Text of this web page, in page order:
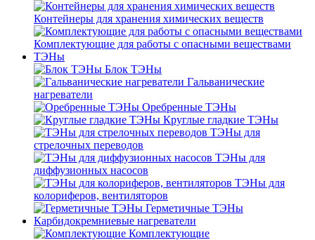
Контейнеры для хранения химических веществ
Комплектующие для работы с опасными веществами
ТЭНы
Блок ТЭНы
Гальванические
нагреватели
Оребренные ТЭНы
Круглые гладкие ТЭНы
ТЭНы для
стрелочных переводов
ТЭНы для
диффузионных насосов
ТЭНы для
колориферов, вентиляторов
Герметичные ТЭНы
Карбидокремниевые нагреватели
Комплектующие